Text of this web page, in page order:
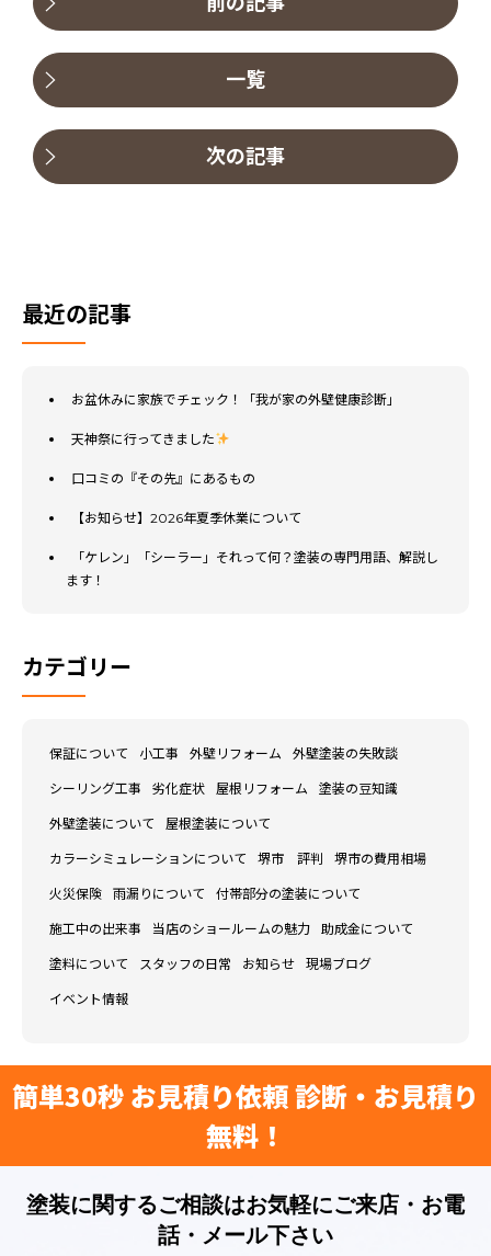
一覧
次の記事
最近の記事
お盆休みに家族でチェック！「我が家の外壁健康診断」
天神祭に行ってきました
口コミの『その先』にあるもの
【お知らせ】2026年夏季休業について
「ケレン」「シーラー」それって何？塗装の専門用語、解説し
ます！
カテゴリー
保証について 小工事 外壁リフォーム 外壁塗装の失敗談
シーリング工事 劣化症状 屋根リフォーム 塗装の豆知識
外壁塗装について 屋根塗装について
カラーシミュレーションについて 堺市 評判 堺市の費用相場
火災保険 雨漏りについて 付帯部分の塗装について
施工中の出来事 当店のショールームの魅力 助成金について
塗料について スタッフの日常 お知らせ 現場ブログ
イベント情報
簡単30秒 お見積り依頼 診断・お見積り
無料！
塗装に関するご相談はお気軽にご来店・お電
話・メール下さい